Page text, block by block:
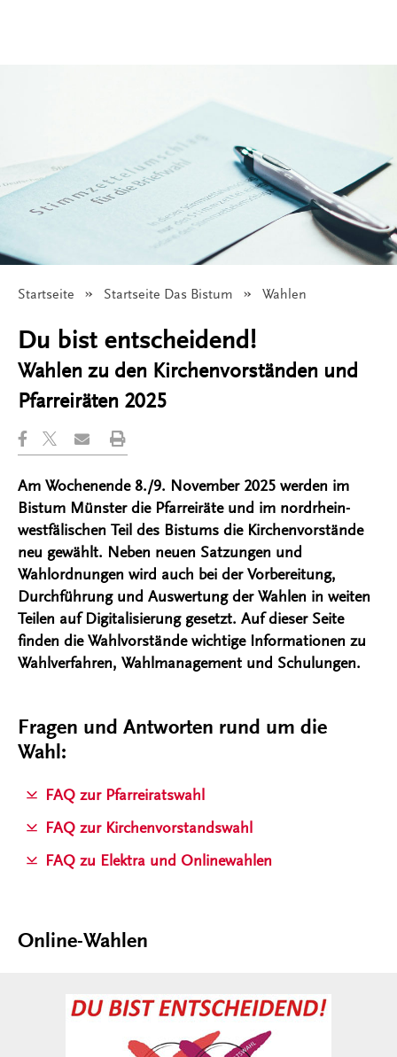
Startseite Startseite Das Bistum Angezeigt:
Wahlen
Du bist entscheidend!
Wahlen zu den Kirchenvorständen und
Pfarreiräten 2025
Am Wochenende 8./9. November 2025 werden im
Bistum Münster die Pfarreiräte und im nordrhein-
westfälischen Teil des Bistums die Kirchenvorstände
neu gewählt. Neben neuen Satzungen und
Wahlordnungen wird auch bei der Vorbereitung,
Durchführung und Auswertung der Wahlen in weiten
Teilen auf Digitalisierung gesetzt. Auf dieser Seite
finden die Wahlvorstände wichtige Informationen zu
Wahlverfahren, Wahlmanagement und Schulungen.
Fragen und Antworten rund um die
Wahl:
FAQ zur Pfarreiratswahl
FAQ zur Kirchenvorstandswahl
FAQ zu Elektra und Onlinewahlen
Online-Wahlen